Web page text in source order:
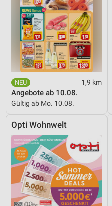
1,9 km
Angebote ab 10.08.
Gültig ab Mo. 10.08.
Opti Wohnwelt